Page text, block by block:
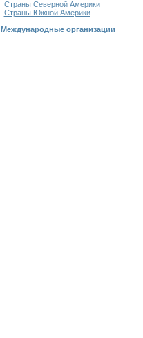
Страны Северной Америки
Страны Южной Америки
Международные организации